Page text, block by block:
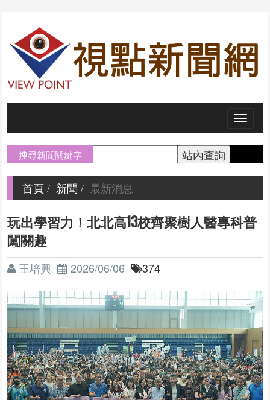
搜尋新聞關鍵字
首頁 新聞 最新消息
玩出學習力！北北高13校齊聚樹人醫專科普
闖關趣
王培興 2026/06/06 374